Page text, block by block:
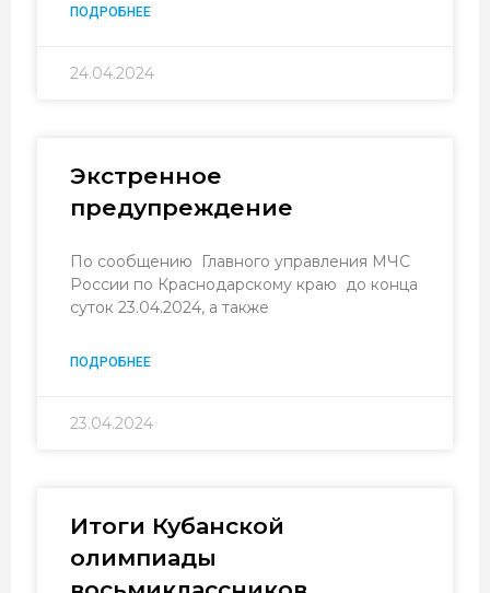
ПОДРОБНЕЕ
24.04.2024
Экстренное
предупреждение
По сообщению Главного управления МЧС
России по Краснодарскому краю до конца
суток 23.04.2024, а также
ПОДРОБНЕЕ
23.04.2024
Итоги Кубанской
олимпиады